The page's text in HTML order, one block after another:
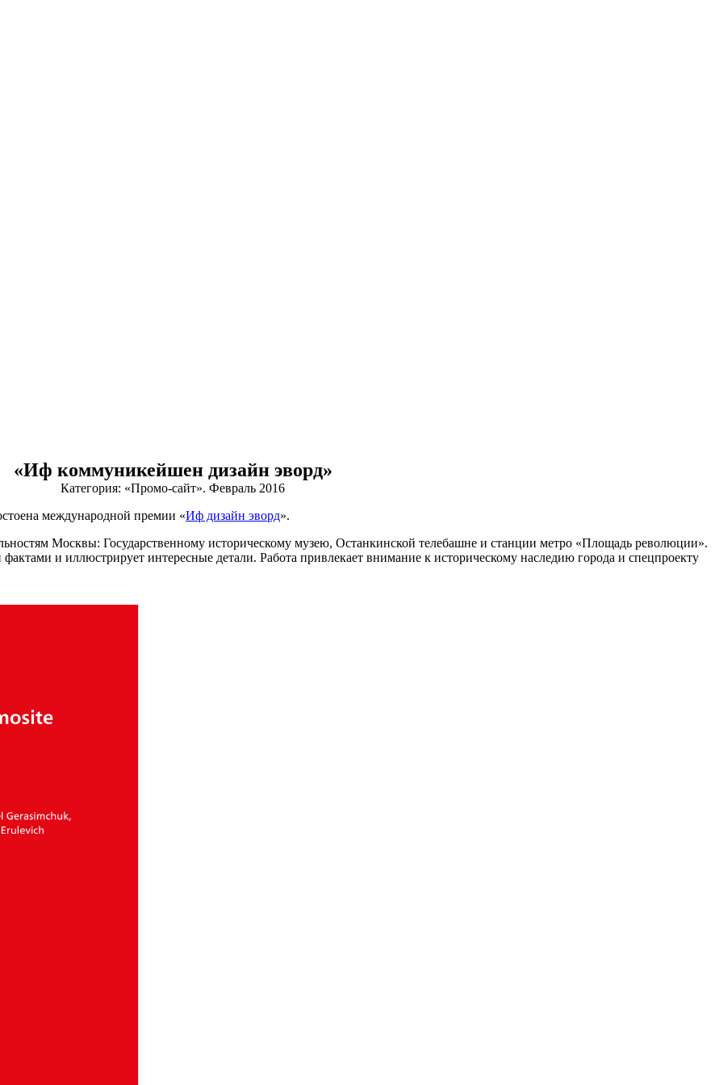
«Иф коммуникейшен дизайн эворд»
Категория: «Промо-сайт». Февраль 2016
международной премии «Иф дизайн эворд».
Москвы: Государственному историческому музею, Останкинской телебашне и станции метро «Площадь революции».
и иллюстрирует интересные детали. Работа привлекает внимание к историческому наследию города и спецпроекту